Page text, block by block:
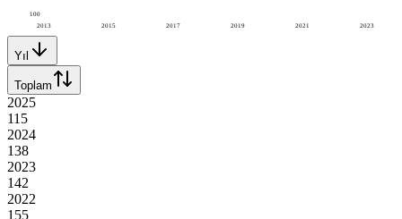
2013 2015 2017 2019 2021 2023
100
Yıl
Toplam
2025
115
2024
138
2023
142
2022
155